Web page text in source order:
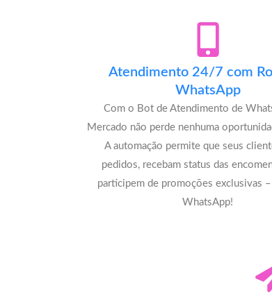
Atendimento 24/7 com
WhatsApp
Com o Bot de Atendimento de
Mercado não perde nenhuma
A automação permite que seus
pedidos, recebam status das
participem de promoções exclusivas
WhatsApp!